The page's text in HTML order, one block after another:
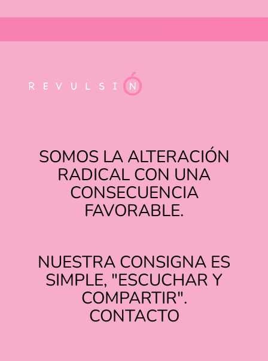
SOMOS LA ALTERACIÓN
RADICAL CON UNA
CONSECUENCIA
FAVORABLE.
NUESTRA CONSIGNA ES
SIMPLE, "ESCUCHAR Y
COMPARTIR".
CONTACTO
INSTAGRAM